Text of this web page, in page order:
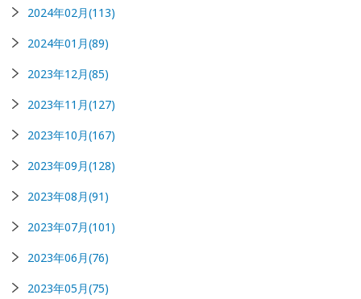
2024年02月(113)
2024年01月(89)
2023年12月(85)
2023年11月(127)
2023年10月(167)
2023年09月(128)
2023年08月(91)
2023年07月(101)
2023年06月(76)
2023年05月(75)